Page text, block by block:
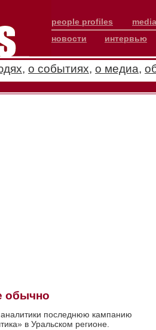
people profiles
новости
интервью
, о событиях, о медиа,
обычно
последнюю кампанию
в Уральском регионе.